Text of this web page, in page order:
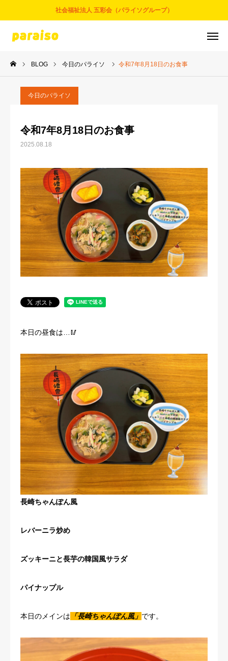
社会福祉法人 五彩会（パライソグループ）
BLOG 今日のパライソ 令和7年8月18日のお食事
今日のパライソ
令和7年8月18日のお食事
2025.08.18
本日の昼食は…🥢
長崎ちゃんぽん風
レバーニラ炒め
ズッキーニと長芋の韓国風サラダ
パイナップル
本日のメインは 「長崎ちゃんぽん風」 です。
お問合せ サービスについて
アクセス
事業とサービス
お知らせ
パライソブログ
スタッフ紹介
法人概要